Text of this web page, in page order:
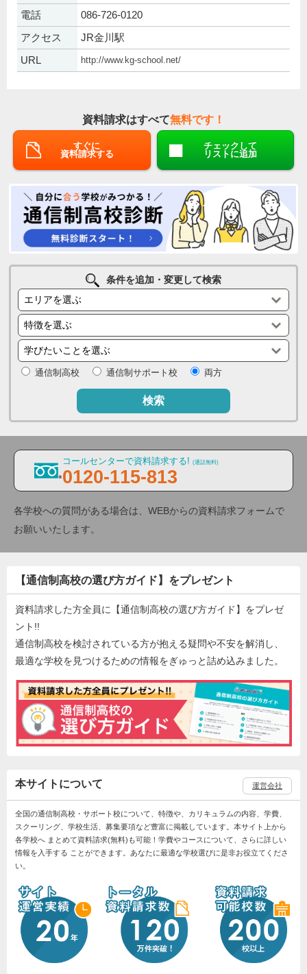
電話
086-726-0120
アクセス
JR金川駅
URL
http://www.kg-school.net/
資料請求はすべて無料です！
すぐに
資料請求する
チェックして
リストに追加
条件を追加・変更して検索
通信制高校 通信制サポート校 両方
検索
コールセンターで資料請求する! (通話無料)
0120-115-813
各学校への質問がある場合は、WEBからの資料請求フォームで
お願いいたします。
【通信制高校の選び方ガイド】をプレゼント
資料請求した方全員に【通信制高校の選び方ガイド】をプレゼ
ント!!
通信制高校を検討されている方が抱える疑問や不安を解消し、
最適な学校を見つけるための情報をぎゅっと詰め込みました。
本サイトについて 運営会社
全国の通信制高校・サポート校について、特徴や、カリキュラムの内容、学費、
スクーリング、学校生活、募集要項など豊富に掲載しています。本サイト上から
各学校へ まとめて資料請求(無料)も可能！学費やコースについて、さらに詳しい
情報を入手する ことができます。あなたに最適な学校選びに是非お役立てくださ
い。